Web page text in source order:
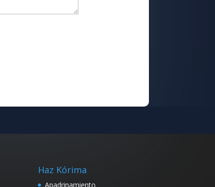
Haz Kórima
Apadrinamiento